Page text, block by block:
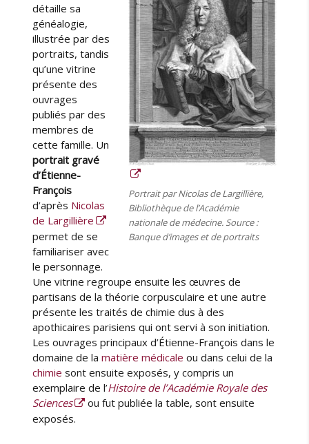
Portrait par Nicolas de Largillière,
Bibliothèque de l’Académie
nationale de médecine. Source :
Banque d’images et de portraits
détaille sa
généalogie,
illustrée par des
portraits, tandis
qu’une vitrine
présente des
ouvrages
publiés par des
membres de
cette famille. Un
portrait gravé
d’Étienne-
François
d’après Nicolas
de Largillière
permet de se
familiariser avec
le personnage.
Une vitrine regroupe ensuite les œuvres de
partisans de la théorie corpusculaire et une autre
présente les traités de chimie dus à des
apothicaires parisiens qui ont servi à son initiation.
Les ouvrages principaux d’Étienne-François dans le
domaine de lamatière médicale ou dans celui de la
chimie sont ensuite exposés, y compris un
exemplaire de l’Histoire de l’Académie Royale des
Sciences
ou fut publiée la table, sont ensuite
exposés.